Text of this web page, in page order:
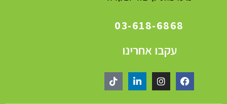
03-618-6868
עקבו אחרינו